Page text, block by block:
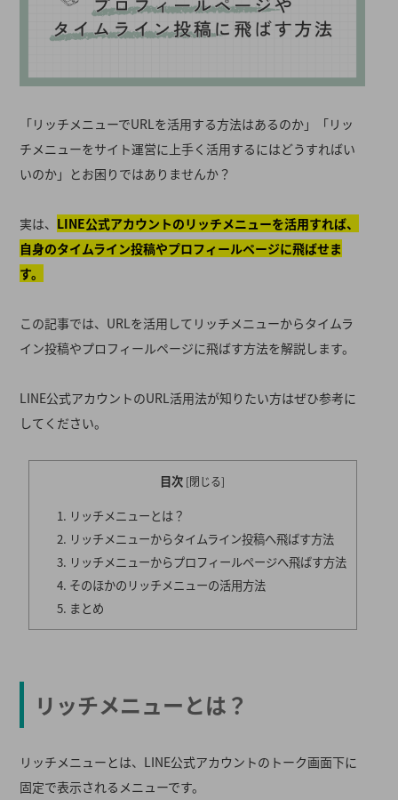
「リッチメニューでURLを活用する方法はあるのか」「リッ
チメニューをサイト運営に上手く活用するにはどうすればい
いのか」とお困りではありませんか？
実は、 LINE公式アカウントのリッチメニューを活用すれば、
自身のタイムライン投稿やプロフィールページに飛ばせま
す。
この記事では、URLを活用してリッチメニューからタイムラ
イン投稿やプロフィールページに飛ばす方法を解説します。
LINE公式アカウントのURL活用法が知りたい方はぜひ参考に
してください。
目次 [閉じる]
リッチメニューとは？
リッチメニューからタイムライン投稿へ飛ばす方法
リッチメニューからプロフィールページへ飛ばす方法
そのほかのリッチメニューの活用方法
まとめ
リッチメニューとは？
リッチメニューとは、LINE公式アカウントのトーク画面下に
固定で表示されるメニューです。